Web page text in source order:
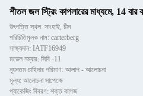
শীতল জল স্ট্রিং কাপলারের মাধ্যমে, 14 বার
উৎপত্তি স্থল: সাংহাই, চীন
পরিচিতিমুলক নাম: carterberg
সাক্ষ্যদান: IATF16949
মডেল নম্বার: সিবি -11
ন্যূনতম চাহিদার পরিমাণ: আলাপ - আলোচনা
মূল্য: আলোচনা সাপেক্ষে
প্যাকেজিং বিবরণ: শক্ত কাগজ